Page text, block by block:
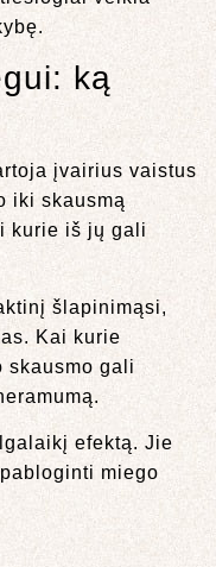
ką
įvairius vaistus
iki skausmą
kurie iš jų gali
šlapinimąsi,
Kai kurie
skausmo gali
efektą. Jie
miego